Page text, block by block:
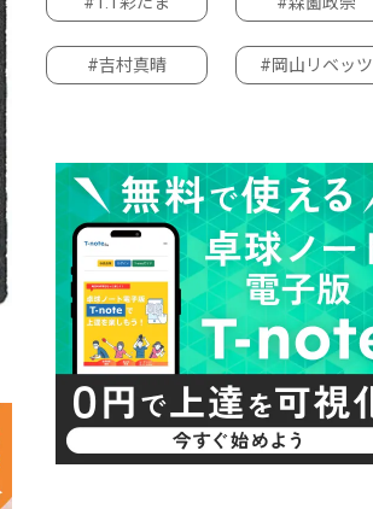
#吉村真晴 #岡山リベッツ